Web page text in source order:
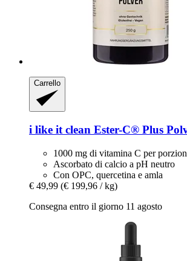
Carrello
i like it clean Ester-​C® Plus
1000 mg di vitamina C per
Ascorbato di calcio a pH neutro
Con OPC, quercetina e amla
€ 49,99 (€ 199,96 / kg)
Consegna entro il giorno 11 agosto